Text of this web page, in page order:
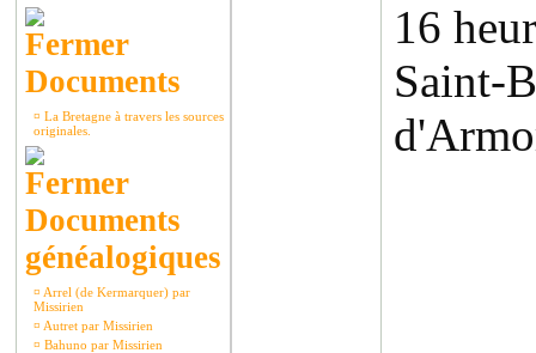
Documents
¤ La Bretagne à travers les sources
originales.
Documents
généalogiques
¤ Arrel (de Kermarquer) par
Missirien
¤ Autret par Missirien
¤ Bahuno par Missirien
16
Saint-